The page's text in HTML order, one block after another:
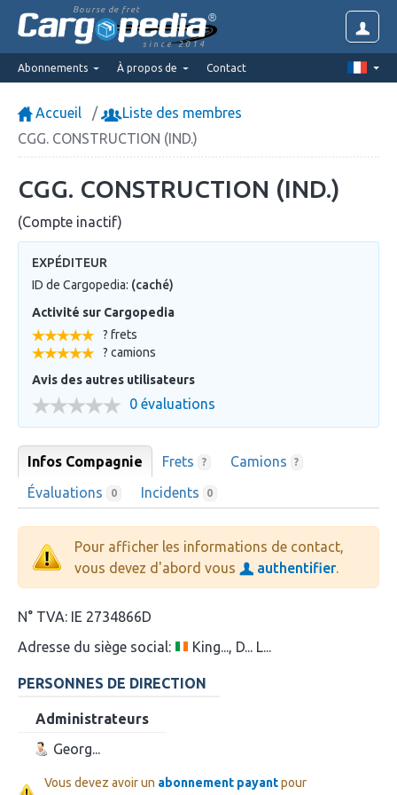
Bourse de fret
since 2014
Abonnements À propos de Contact
Accueil
Liste des membres
CGG. CONSTRUCTION (IND.)
CGG. CONSTRUCTION (IND.)
(Compte inactif)
EXPÉDITEUR
ID de Cargopedia: (caché)
Activité sur Cargopedia
? frets
? camions
Avis des autres utilisateurs
0 évaluations
Infos Compagnie Frets ? Camions ?
Évaluations 0 Incidents 0
Pour afficher les informations de contact,
vous devez d'abord vous
authentifier
N° TVA: IE 2734866D
Adresse du siège social:
King..., D... L...
PERSONNES DE DIRECTION
Administrateurs
Georg...
Vous devez avoir un abonnement payantpour